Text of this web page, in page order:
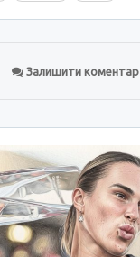
Залишити коментар